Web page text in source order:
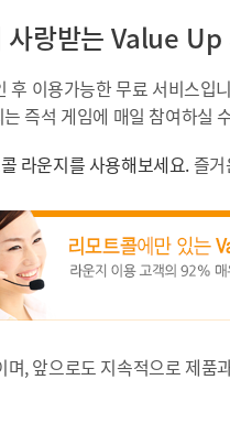
사랑받는 Value
후 이용가능한 무료 서비스입
즉석 게임에 매일 참여하실
라운지를 사용해보세요.즐
, 앞으로도 지속적으로 제